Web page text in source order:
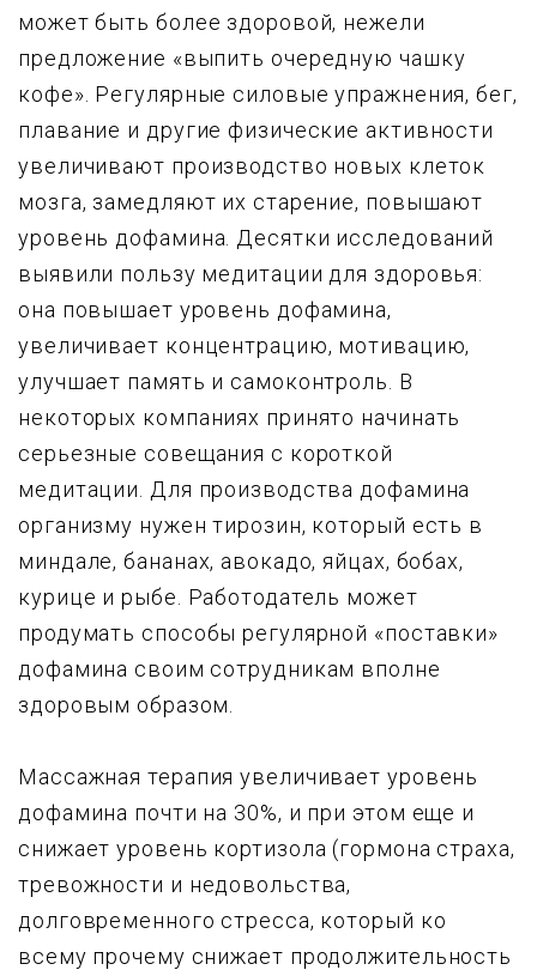
может быть более здоровой, нежели
предложение «выпить очередную чашку
кофе». Регулярные силовые упражнения, бег,
плавание и другие физические активности
увеличивают производство новых клеток
мозга, замедляют их старение, повышают
уровень дофамина. Десятки исследований
выявили пользу медитации для здоровья:
она повышает уровень дофамина,
увеличивает концентрацию, мотивацию,
улучшает память и самоконтроль. В
некоторых компаниях принято начинать
серьезные совещания с короткой
медитации. Для производства дофамина
организму нужен тирозин, который есть в
миндале, бананах, авокадо, яйцах, бобах,
курице и рыбе. Работодатель может
продумать способы регулярной «поставки»
дофамина своим сотрудникам вполне
здоровым образом.
Массажная терапия увеличивает уровень
дофамина почти на 30%, и при этом еще и
снижает уровень кортизола (гормона страха,
тревожности и недовольства,
долговременного стресса, который ко
всему прочему снижает продолжительность